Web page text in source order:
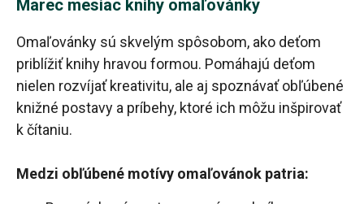
Marec mesiac knihy omaľovánky
Omaľovánky sú skvelým spôsobom, ako deťom
priblížiť knihy hravou formou. Pomáhajú deťom
nielen rozvíjať kreativitu, ale aj spoznávať obľúbené
knižné postavy a príbehy, ktoré ich môžu inšpirovať
k čítaniu.
Medzi obľúbené motívy omaľovánok patria: